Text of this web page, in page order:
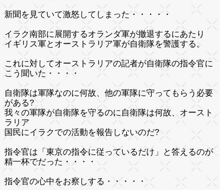
新聞を見ていて激怒してしまった・・・・・
イラク南部に展開するオランダ軍が撤退するにあたり
イギリス軍とオーストラリア軍が自衛隊を警護する。
これに対してオーストラリアの記者が自衛隊の指令官に
こう聞いた・・・・
自衛隊は軍隊なのに何故、他の軍隊に守ってもらう必要
がある?
我々の軍隊が自衛隊を守るのに自衛隊は何故、オースト
ラリア
国民にイラクでの活動を報告しないのだ?
指令官は 「東京の指令に従っているだけ」
と答えるのが
精一杯でだった・・・・
指令官の心中をお察しする・・・・・